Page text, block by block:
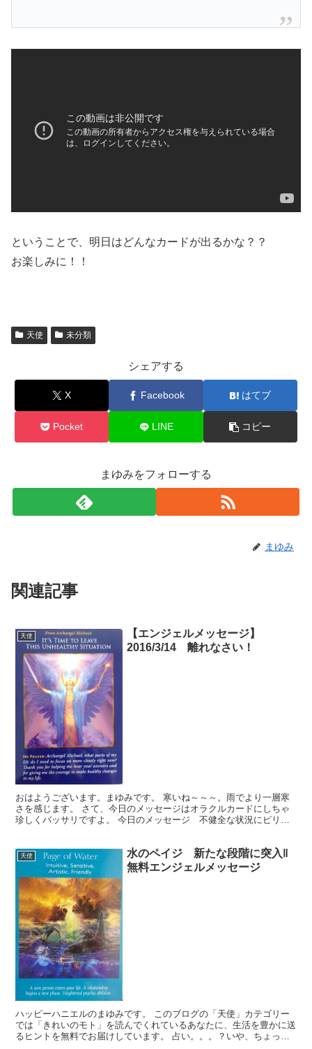
ということで、明日はどんなカードが出るかな？？
お楽しみに！！
天使 未分類
シェアする
X Facebook はてブ
Pocket LINE コピー
まゆみをフォローする
まゆみ
関連記事
天使
【エンジェルメッセージ】
2016/3/14 離れなさい！
おはようございます。まゆみです。 寒いね～～～。雨でより一層寒
さを感じます。 さて、今日のメッセージはオラクルカードにしちゃ
珍しくバッサリですよ。 今日のメッセージ 不健全な状況にピリオ
天使
水のペイジ 新たな段階に突入‖
無料エンジェルメッセージ
ハッピーハニエルのまゆみです。 このブログの「天使」カテゴリー
では「きれいのモト」を読んでくれているあなたに、生活を豊かに送
るヒントを無料でお届けしています。 占い。。。？いや、ちょっと